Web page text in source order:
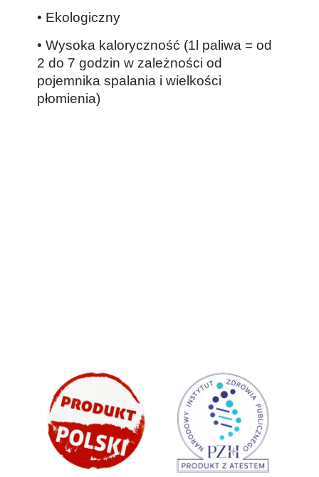
• Ekologiczny
• Wysoka kaloryczność (1l paliwa = od
2 do 7 godzin w zależności od
pojemnika spalania i wielkości
płomienia)